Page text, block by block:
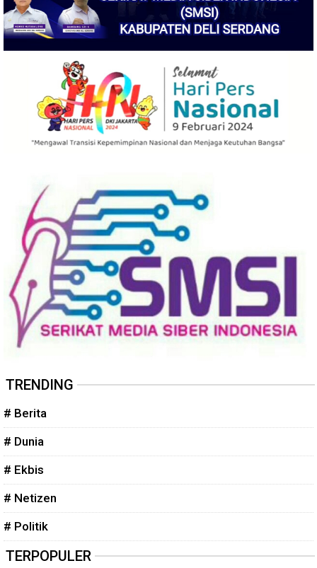
TRENDING
# Berita
# Dunia
# Ekbis
# Netizen
# Politik
TERPOPULER